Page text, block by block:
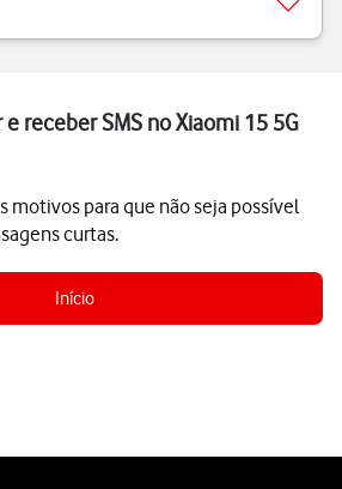
receber SMS no Xiaomi 15 5G
motivos para que não seja possível
curtas.
Início